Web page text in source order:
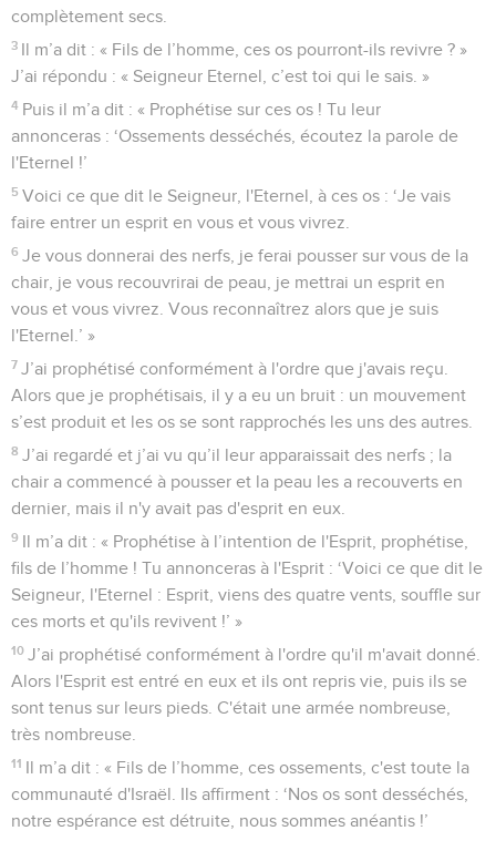
complètement secs.
3 Il m’a dit : « Fils de l’homme, ces os pourront-ils revivre ? »
J’ai répondu : « Seigneur Eternel, c’est toi qui le sais. »
4 Puis il m’a dit : « Prophétise sur ces os ! Tu leur
annonceras : ‘Ossements desséchés, écoutez la parole de
l'Eternel !’
5 Voici ce que dit le Seigneur, l'Eternel, à ces os : ‘Je vais
faire entrer un esprit en vous et vous vivrez.
6 Je vous donnerai des nerfs, je ferai pousser sur vous de la
chair, je vous recouvrirai de peau, je mettrai un esprit en
vous et vous vivrez. Vous reconnaîtrez alors que je suis
l'Eternel.’ »
7 J’ai prophétisé conformément à l'ordre que j'avais reçu.
Alors que je prophétisais, il y a eu un bruit : un mouvement
s’est produit et les os se sont rapprochés les uns des autres.
8 J’ai regardé et j’ai vu qu’il leur apparaissait des nerfs ; la
chair a commencé à pousser et la peau les a recouverts en
dernier, mais il n'y avait pas d'esprit en eux.
9 Il m’a dit : « Prophétise à l’intention de l'Esprit, prophétise,
fils de l’homme ! Tu annonceras à l'Esprit : ‘Voici ce que dit le
Seigneur, l'Eternel : Esprit, viens des quatre vents, souffle sur
ces morts et qu'ils revivent !’ »
10 J’ai prophétisé conformément à l'ordre qu'il m'avait donné.
Alors l'Esprit est entré en eux et ils ont repris vie, puis ils se
sont tenus sur leurs pieds. C'était une armée nombreuse,
très nombreuse.
11 Il m’a dit : « Fils de l’homme, ces ossements, c'est toute la
communauté d'Israël. Ils affirment : ‘Nos os sont desséchés,
notre espérance est détruite, nous sommes anéantis !’